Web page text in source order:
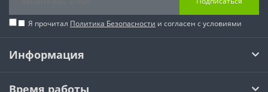
Я прочитал Политика Безопасности и согласен с условиями
Информация
Время работы